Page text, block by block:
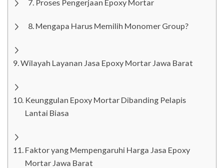
Proses Pengerjaan Epoxy Mortar
Mengapa Harus Memilih Monomer Group?
Wilayah Layanan Jasa Epoxy Mortar Jawa Barat
Keunggulan Epoxy Mortar Dibanding Pelapis
Lantai Biasa
Faktor yang Mempengaruhi Harga Jasa Epoxy
Mortar Jawa Barat